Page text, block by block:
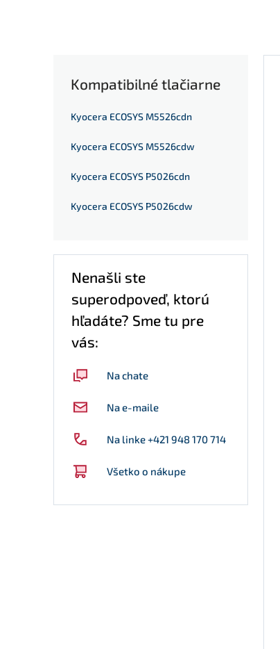
Kompatibilné tlačiarne
Kyocera ECOSYS M5526cdn
Kyocera ECOSYS M5526cdw
Kyocera ECOSYS P5026cdn
Kyocera ECOSYS P5026cdw
Nenašli ste
superodpoveď, ktorú
hľadáte? Sme tu pre
vás:
Na chate
Na e-maile
Na linke +421 948 170 714
Všetko o nákupe